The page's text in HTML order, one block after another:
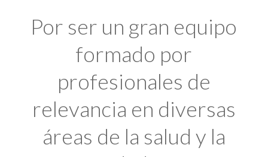
Por ser un gran equipo
formado por
profesionales de
relevancia en diversas
áreas de la salud y la